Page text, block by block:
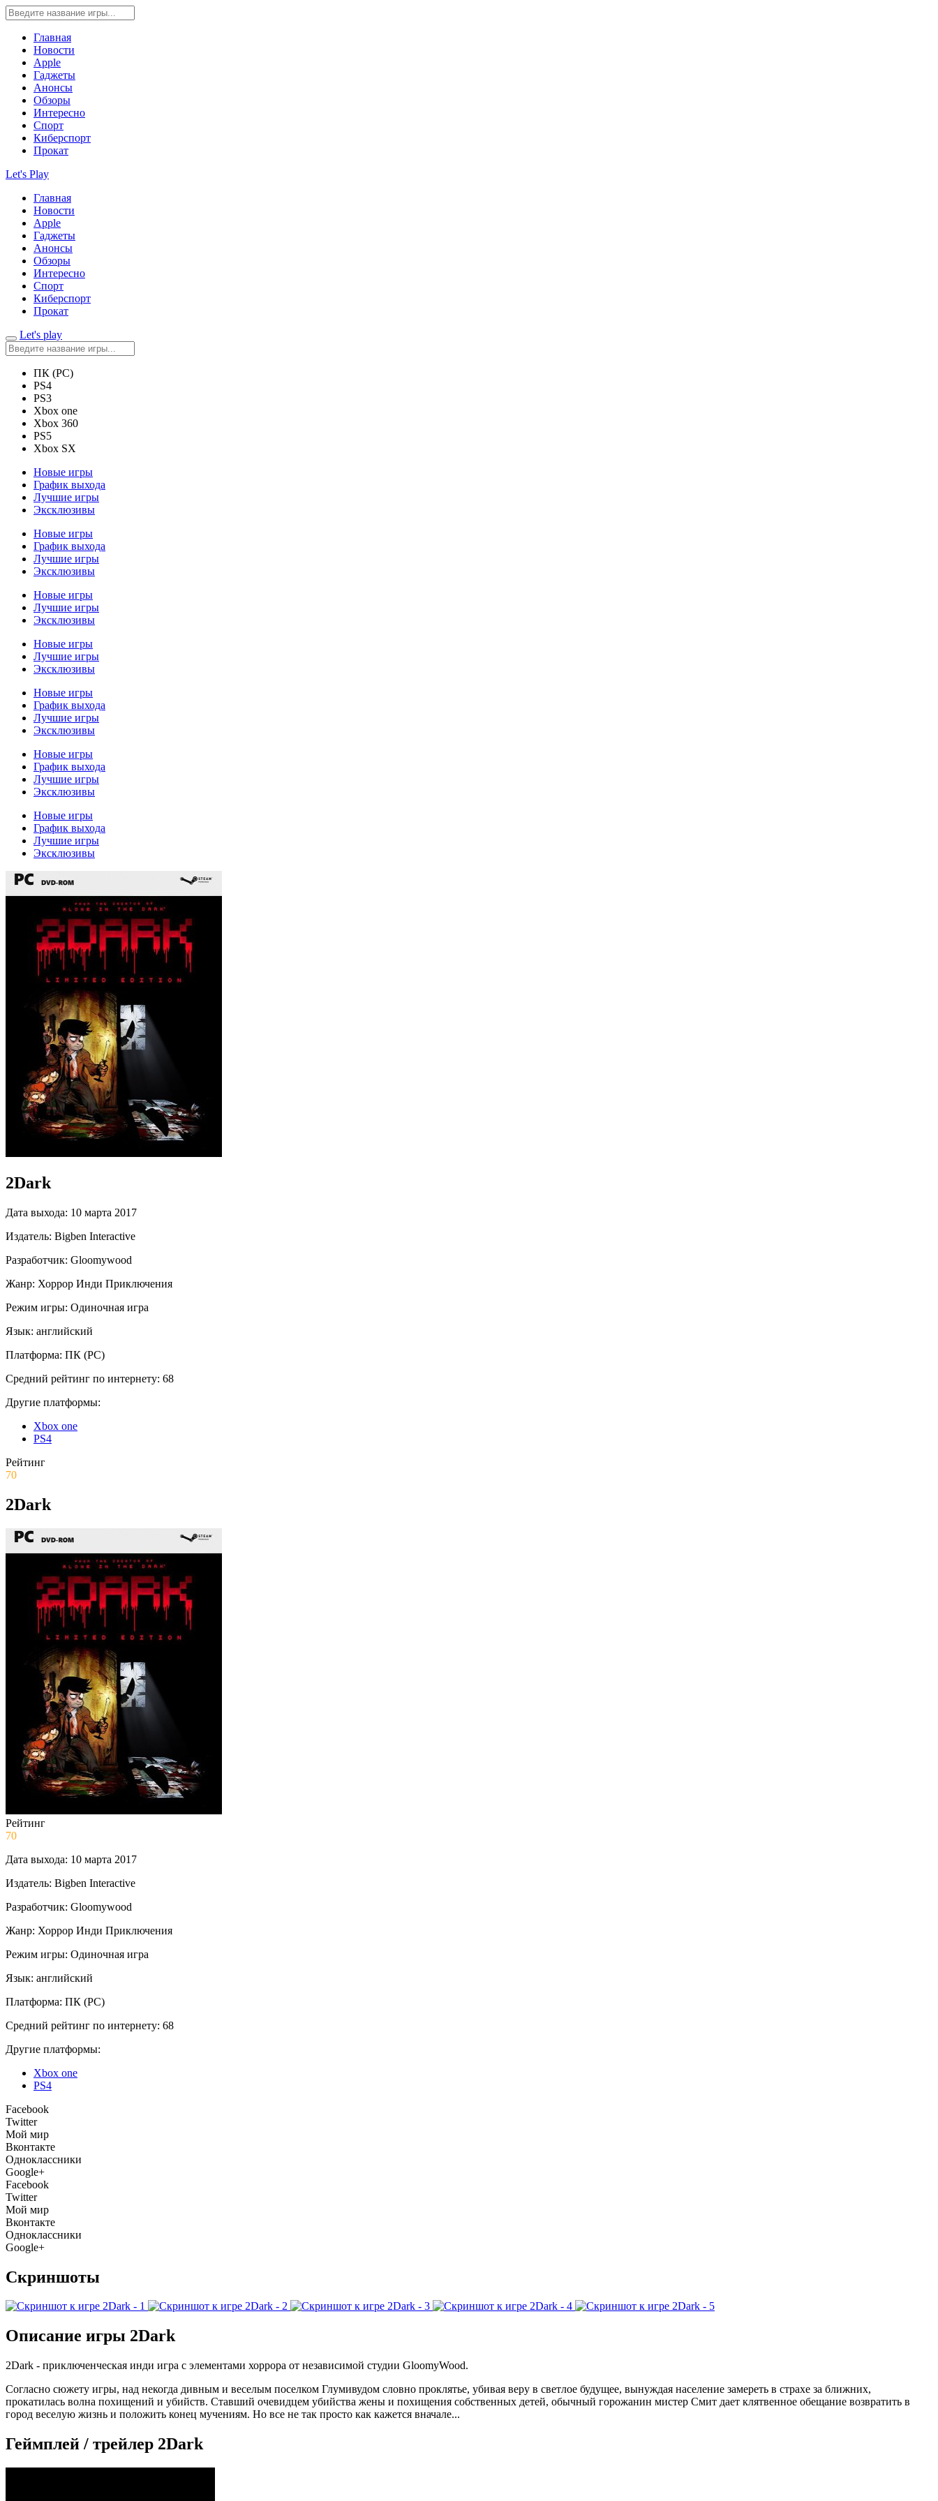
Главная
Новости
Apple
Гаджеты
Анонсы
Обзоры
Интересно
Спорт
Киберспорт
Прокат
Let's Play
Главная
Новости
Apple
Гаджеты
Анонсы
Обзоры
Интересно
Спорт
Киберспорт
Прокат
Let's play
ПК (PC)
PS4
PS3
Xbox one
Xbox 360
PS5
Xbox SX
Новые игры
График выхода
Лучшие игры
Эксклюзивы
Новые игры
График выхода
Лучшие игры
Эксклюзивы
Новые игры
Лучшие игры
Эксклюзивы
Новые игры
Лучшие игры
Эксклюзивы
Новые игры
График выхода
Лучшие игры
Эксклюзивы
Новые игры
График выхода
Лучшие игры
Эксклюзивы
Новые игры
График выхода
Лучшие игры
Эксклюзивы
2Dark
Дата выхода: 10 марта 2017
Издатель: Bigben Interactive
Разработчик: Gloomywood
Жанр: Хоррор Инди Приключения
Режим игры: Одиночная игра
Язык: английский
Платформа: ПК (PC)
Средний рейтинг по интернету: 68
Другие платформы:
Xbox one
PS4
Рейтинг
70
2Dark
Рейтинг
70
Дата выхода: 10 марта 2017
Издатель: Bigben Interactive
Разработчик: Gloomywood
Жанр: Хоррор Инди Приключения
Режим игры: Одиночная игра
Язык: английский
Платформа: ПК (PC)
Средний рейтинг по интернету: 68
Другие платформы:
Xbox one
PS4
Facebook
Twitter
Мой мир
Вконтакте
Одноклассники
Google+
Facebook
Twitter
Мой мир
Вконтакте
Одноклассники
Google+
Скриншоты
Описание игры 2Dark
2Dark - приключенческая инди игра с элементами хоррора от независимой студии GloomyWood.
Согласно сюжету игры, над некогда дивным и веселым поселком Глумивудом словно проклятье, убивая веру в светлое будущее, вынуждая население замереть в страхе за ближних,
прокатилась волна похищений и убийств. Ставший очевидцем убийства жены и похищения собственных детей, обычный горожанин мистер Смит дает клятвенное обещание возвратить в
город веселую жизнь и положить конец мучениям. Но все не так просто как кажется вначале...
Геймплей / трейлер 2Dark